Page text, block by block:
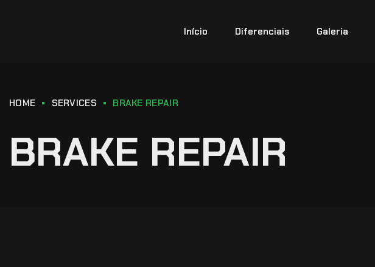
Início Diferenciais Galeria
HOME SERVICES BRAKE REPAIR
BRAKE REPAIR